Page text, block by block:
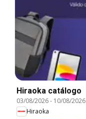
Hiraoka catálogo
03/08/2026- 10/08/2026
Hiraoka